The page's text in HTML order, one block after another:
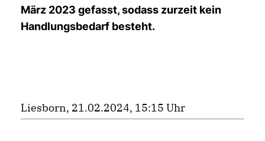
März 2023 gefasst, sodass zurzeit kein
Handlungsbedarf besteht.
Liesborn, 21.02.2024, 15:15 Uhr